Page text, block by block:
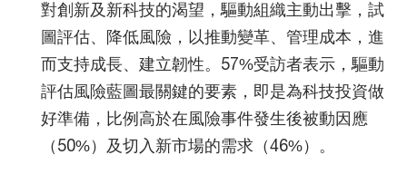
對創新及新科技的渴望，驅動組織主動出擊，試
圖評估、降低風險，以推動變革、管理成本，進
而支持成長、建立韌性。57%受訪者表示，驅動
評估風險藍圖最關鍵的要素，即是為科技投資做
好準備，比例高於在風險事件發生後被動因應
（50%）及切入新市場的需求（46%）。